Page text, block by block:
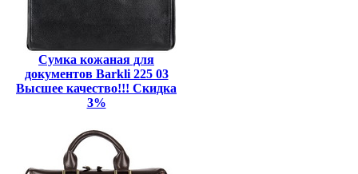
Сумка кожаная для
документов Barkli 225 03
Высшее качество!!! Скидка
3%